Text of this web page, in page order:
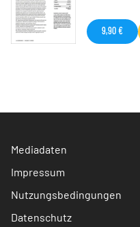
9,90 €
Mediadaten
Impressum
Nutzungsbedingungen
Datenschutz